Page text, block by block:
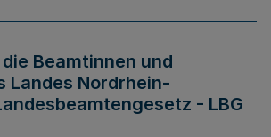
Beamtinnen und
Landes Nordrhein-
- LBG